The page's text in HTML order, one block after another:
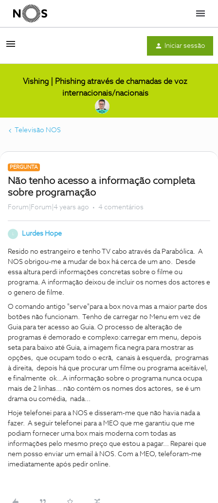
Menu
Iniciar sessão
Vishing | Phishing através de chamadas de voz
internacionais/nacionais
Televisão NOS
PERGUNTA
Não tenho acesso a informação completa
sobre programação
Forum|Forum|4 years ago 4 comentários
Lurdes Hope
Resido no estrangeiro e tenho TV cabo através da Parabólica. A
NOS obrigou-me a mudar de box há cerca de um ano. Desde
essa altura perdi informações concretas sobre o filme ou
programa. A informação deixou de incluir os nomes dos actores e
o genero de filme.
O comando antigo "serve"para a box nova mas a maior parte dos
botões não funcionam. Tenho de carregar no Menu em vez de
Guia para ter acesso ao Guia. O processo de alteração de
programas é demorado e complexo:carregar em menu, depois
seta para baixo até Guia, a imagem fica negra para mostrar as
opções, que ocupam todo o ecrã, canais à esquerda, programas
à direita, depois há que procurar um filme ou programa aceitável,
e finalmente ok...A informação sobre o programa nunca ocupa
mais de 2 linhas... não contém os nomes dos actores, se é um
drama ou comédia, nada...
Hoje telefonei para a NOS e disseram-me que não havia nada a
fazer. A seguir telefonei para a MEO que me garantiu que me
podiam fornecer uma box mais moderna com todas as
informações pelo mesmo preço que estou a pagar... Reparei que
nem posso enviar um email à NOS. Com a MEO, teleforam-me
imediatamente após pedir online.